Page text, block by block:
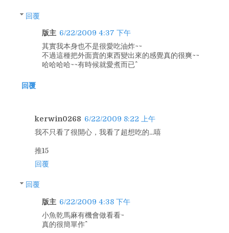
回覆
版主 6/22/2009 4:37 下午
其實我本身也不是很愛吃油炸~~
不過這種把外面賣的東西變出來的感覺真的很爽~~
哈哈哈哈~~有時候就愛煮而已^^
回覆
kerwin0268 6/22/2009 8:22 上午
我不只看了很開心，我看了超想吃的...嘻
推15
回覆
回覆
版主 6/22/2009 4:38 下午
小魚乾馬麻有機會做看看~
真的很簡單作^^